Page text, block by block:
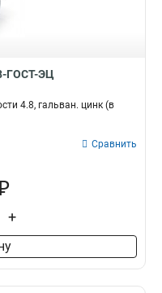
ГОСТ-ЭЦ
4.8, гальван. цинк (в
Сравнить
+